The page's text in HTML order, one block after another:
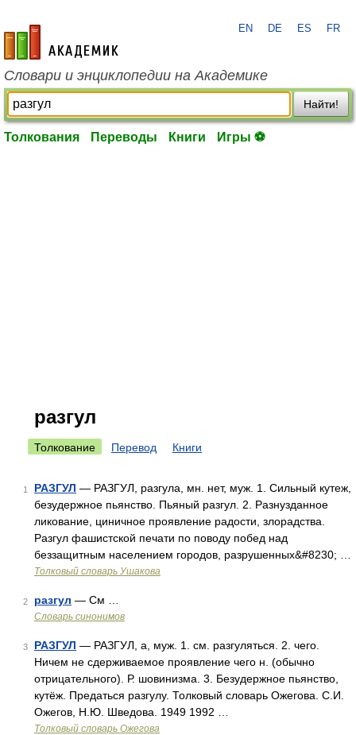
academic.ru
EN DE ES FR
Словари и энциклопедии на Академике
Найти!
Толкования Переводы Книги Игры ⚽
разгул
Толкование Перевод Книги
1 РАЗГУЛ — РАЗГУЛ, разгула, мн. нет, муж. 1. Сильный кутеж,
безудержное пьянство. Пьяный разгул. 2. Разнузданное
ликование, циничное проявление радости, злорадства.
Разгул фашистской печати по поводу побед над
беззащитным населением городов, разрушенных&#8230; …
Толковый словарь Ушакова
2 разгул — См …
Словарь синонимов
3 РАЗГУЛ — РАЗГУЛ, а, муж. 1. см. разгуляться. 2. чего.
Ничем не сдерживаемое проявление чего н. (обычно
отрицательного). Р. шовинизма. 3. Безудержное пьянство,
кутёж. Предаться разгулу. Толковый словарь Ожегова. С.И.
Ожегов, Н.Ю. Шведова. 1949 1992 …
Толковый словарь Ожегова